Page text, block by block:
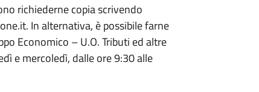
richiederne copia scrivendo
In alternativa, è possibile farne
Economico – U.O. Tributi ed altre
e mercoledì, dalle ore 9:30 alle